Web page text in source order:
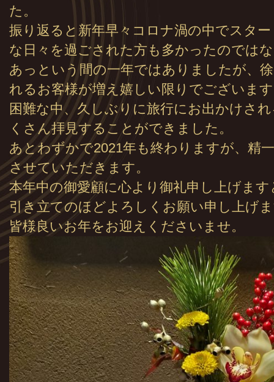
た。
振り返ると新年早々コロナ渦の中でスタ
な日々を過ごされた方も多かったのでは
あっという間の一年ではありましたが、
れるお客様が増え嬉しい限りでございま
困難な中、久しぶりに旅行にお出かけさ
くさん拝見することができました。
あとわずかで2021年も終わりますが、精
させていただきます。
本年中の御愛顧に心より御礼申し上げま
引き立てのほどよろしくお願い申し上げ
皆様良いお年をお迎えくださいませ。